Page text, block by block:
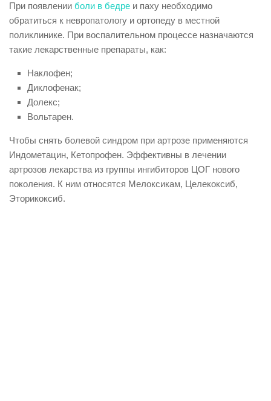
При появлении боли в бедре и паху необходимо
обратиться к невропатологу и ортопеду в местной
поликлинике. При воспалительном процессе назначаются
такие лекарственные препараты, как:
Наклофен;
Диклофенак;
Долекс;
Вольтарен.
Чтобы снять болевой синдром при артрозе применяются
Индометацин, Кетопрофен. Эффективны в лечении
артрозов лекарства из группы ингибиторов ЦОГ нового
поколения. К ним относятся Мелоксикам, Целекоксиб,
Эторикоксиб.